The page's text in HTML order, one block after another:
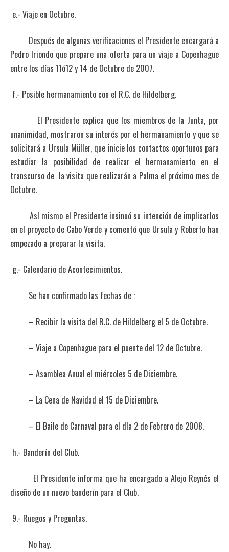
e.- Viaje en Octubre.
Después de algunas verificaciones el Presidente encargará a
Pedro Iriondo que prepare una oferta para un viaje a Copenhague
entre los días 11ó12 y 14 de Octubre de 2007.
f.- Posible hermanamiento con el R.C. de Hildelberg.
El Presidente explica que los miembros de la Junta, por
unanimidad, mostraron su interés por el hermanamiento y que se
solicitará a Ursula Müller, que inicie los contactos oportunos para
estudiar la posibilidad de realizar el hermanamiento en el
transcurso de la visita que realizarán a Palma el próximo mes de
Octubre.
Así mismo el Presidente insinuó su intención de implicarlos
en el proyecto de Cabo Verde y comentó que Ursula y Roberto han
empezado a preparar la visita.
g.- Calendario de Acontecimientos.
Se han confirmado las fechas de :
– Recibir la visita del R.C. de Hildelberg el 5 de Octubre.
– Viaje a Copenhague para el puente del 12 de Octubre.
– Asamblea Anual el miércoles 5 de Diciembre.
– La Cena de Navidad el 15 de Diciembre.
– El Baile de Carnaval para el día 2 de Febrero de 2008.
h.- Banderín del Club.
El Presidente informa que ha encargado a Alejo Reynés el
diseño de un nuevo banderín para el Club.
9.- Ruegos y Preguntas.
No hay.